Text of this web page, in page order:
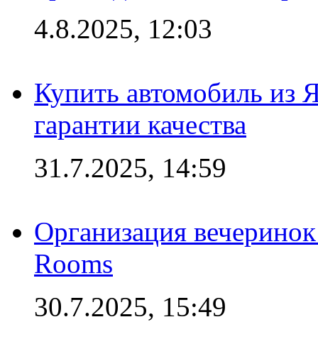
4.8.2025, 12:03
Купить автомобиль из
гарантии качества
31.7.2025, 14:59
Организация
Rooms
30.7.2025, 15:49